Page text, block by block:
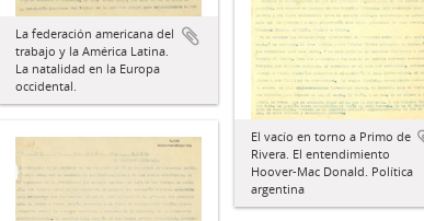
La federación americana del
trabajo y la América Latina.
La natalidad en la Europa
occidental.
El vacío en torno a Primo de
Rivera. El entendimiento
Hoover-Mac Donald. Política
argentina